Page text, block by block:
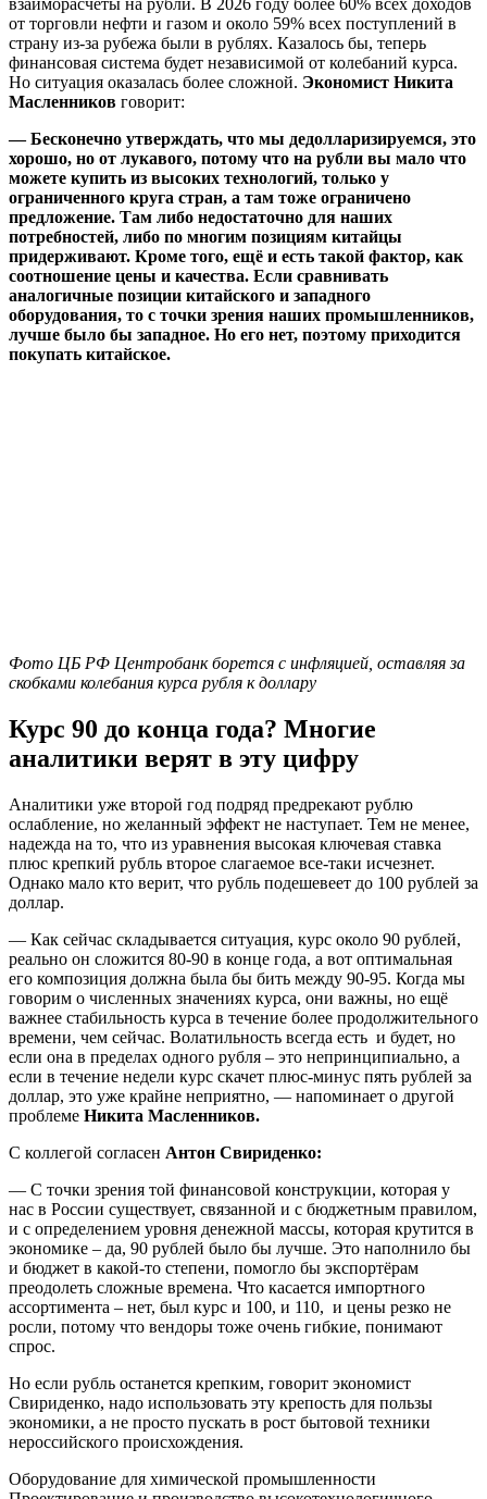
от торговли нефти и газом и около 59% всех поступлений в
страну из-за рубежа были в рублях. Казалось бы, теперь
финансовая система будет независимой от колебаний курса.
Но ситуация оказалась более сложной. Экономист Никита
Масленников говорит:
— Бесконечно утверждать, что мы дедолларизируемся, это
хорошо, но от лукавого, потому что на рубли вы мало что
можете купить из высоких технологий, только у
ограниченного круга стран, а там тоже ограничено
предложение. Там либо недостаточно для наших
потребностей, либо по многим позициям китайцы
придерживают. Кроме того, ещё и есть такой фактор, как
соотношение цены и качества. Если сравнивать
аналогичные позиции китайского и западного
оборудования, то с точки зрения наших промышленников,
лучше было бы западное. Но его нет, поэтому приходится
покупать китайское.
Фото ЦБ РФ Центробанк борется с инфляцией, оставляя за
скобками колебания курса рубля к доллару
Курс 90 до конца года? Многие
аналитики верят в эту цифру
Аналитики уже второй год подряд предрекают рублю
ослабление, но желанный эффект не наступает. Тем не менее,
надежда на то, что из уравнения высокая ключевая ставка
плюс крепкий рубль второе слагаемое все-таки исчезнет.
Однако мало кто верит, что рубль подешевеет до 100 рублей за
доллар.
— Как сейчас складывается ситуация, курс около 90 рублей,
реально он сложится 80-90 в конце года, а вот оптимальная
его композиция должна была бы бить между 90-95. Когда мы
говорим о численных значениях курса, они важны, но ещё
важнее стабильность курса в течение более продолжительного
времени, чем сейчас. Волатильность всегда есть и будет, но
если она в пределах одного рубля – это непринципиально, а
если в течение недели курс скачет плюс-минус пять рублей за
доллар, это уже крайне неприятно, — напоминает о другой
проблеме Никита Масленников.
С коллегой согласен Антон Свириденко:
— С точки зрения той финансовой конструкции, которая у
нас в России существует, связанной и с бюджетным правилом,
и с определением уровня денежной массы, которая крутится в
экономике – да, 90 рублей было бы лучше. Это наполнило бы
и бюджет в какой-то степени, помогло бы экспортёрам
преодолеть сложные времена. Что касается импортного
ассортимента – нет, был курс и 100, и 110, и цены резко не
росли, потому что вендоры тоже очень гибкие, понимают
спрос.
Но если рубль останется крепким, говорит экономист
Свириденко, надо использовать эту крепость для пользы
экономики, а не просто пускать в рост бытовой техники
нероссийского происхождения.
Оборудование для химической промышленности